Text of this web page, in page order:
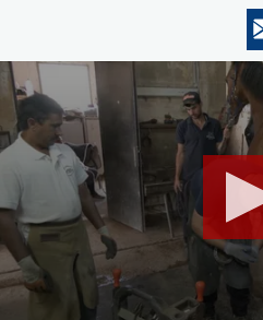
0
seconds
2
minutes,
seconds